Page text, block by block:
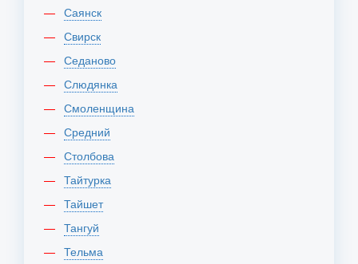
Саянск
Свирск
Седаново
Слюдянка
Смоленщина
Средний
Столбова
Тайтурка
Тайшет
Тангуй
Тельма